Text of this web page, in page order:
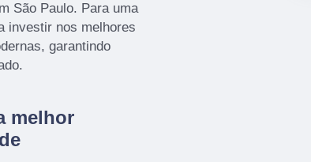
São Paulo. Para uma
investir nos melhores
garantindo
melhor